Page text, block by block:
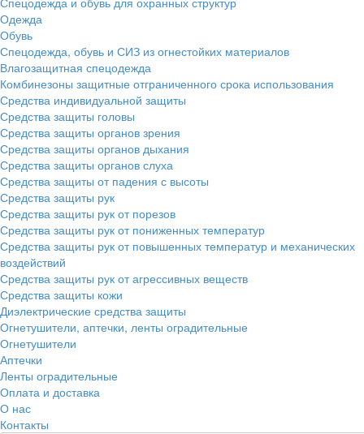
Одежда
Обувь
Спецодежда, обувь и СИЗ из огнестойких материалов
Влагозащитная спецодежда
Комбинезоны защитные отграниченного срока использования
Средства индивидуальной защиты
Средства защиты головы
Средства защиты органов зрения
Средства защиты органов дыхания
Средства защиты органов слуха
Средства защиты от падения с высоты
Средства защиты рук
Средства защиты рук от порезов
Средства защиты рук от пониженных температур
Средства защиты рук от повышенных температур и механических
воздействий
Средства защиты рук от агрессивных веществ
Средства защиты кожи
Диэлектрические средства защиты
Огнетушители, аптечки, ленты оградительные
Огнетушители
Аптечки
Ленты оградительные
Оплата и доставка
О нас
Контакты